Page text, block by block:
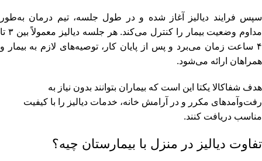
سپس فرایند دیالیز آغاز شده و در طول جلسه، تیم درمان به‌طور
مداوم وضعیت بیمار را کنترل می‌کند. هر جلسه دیالیز معمولاً بین ۳ تا
۴ ساعت زمان می‌برد و پس از پایان کار، توصیه‌های لازم به بیمار و
همراهان ارائه می‌شود.
هدف شفاکالا یکتا این است که بیماران بتوانند بدون نیاز به
رفت‌وآمدهای مکرر و در آرامش خانه، خدمات دیالیز را با کیفیت
مناسب دریافت کنند.
تفاوت دیالیز در منزل با بیمارستان چیه؟